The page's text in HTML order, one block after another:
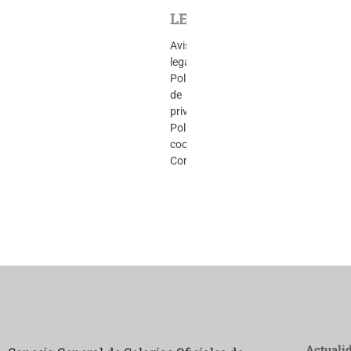
LEGAL
Aviso
legal
Política
de
privacidad
Política
cookies
Contacto